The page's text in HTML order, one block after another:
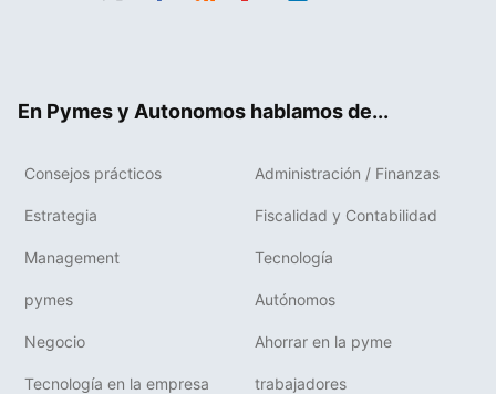
En Pymes y Autonomos hablamos de...
Consejos prácticos Administración / Finanzas
Estrategia Fiscalidad y Contabilidad
Management Tecnología
pymes Autónomos
Negocio Ahorrar en la pyme
Tecnología en la empresa trabajadores